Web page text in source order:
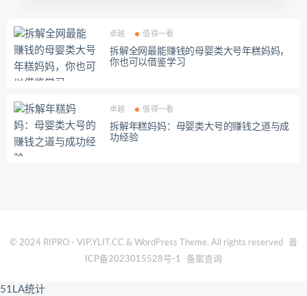
卓越 值得一看
拆解全网最能赚钱的母婴类大号年糕妈妈，
你也可以借鉴学习
卓越 值得一看
拆解年糕妈妈：母婴类大号的赚钱之道与成
功经验
© 2024 RIPRO - VIP.YLIT.CC & WordPress Theme. All rights reserved
晋
ICP备2023015528号-1
备案查询
51LA统计